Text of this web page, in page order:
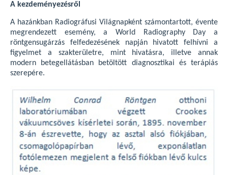
A kezdeményezésről
A hazánkban Radiográfusi Világnapként számontartott, évente
megrendezett esemény, a World Radiography Day a
röntgensugárzás felfedezésének napján hivatott felhívni a
figyelmet a szakterületre, mint hivatásra, illetve annak
modern betegellátásban betöltött diagnosztikai és terápiás
szerepére.